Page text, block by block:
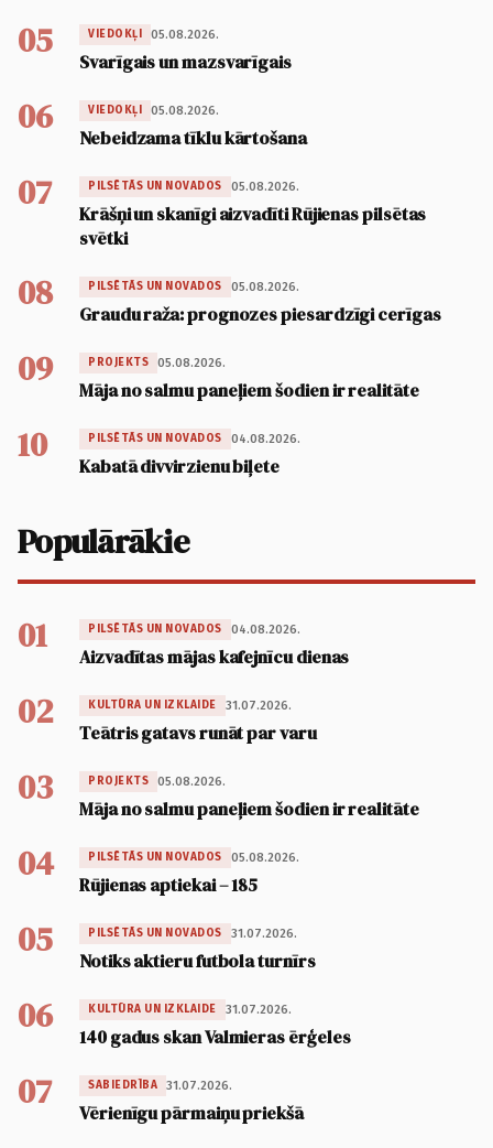
05 VIEDOKĻI 05.08.2026.
Svarīgais un mazsvarīgais
06 VIEDOKĻI 05.08.2026.
Nebeidzama tīklu kārtošana
07 PILSĒTĀS UN NOVADOS 05.08.2026.
Krāšņi un skanīgi aizvadīti Rūjienas pilsētas
svētki
08 PILSĒTĀS UN NOVADOS 05.08.2026.
Graudu raža: prognozes piesardzīgi cerīgas
09 PROJEKTS 05.08.2026.
Māja no salmu paneļiem šodien ir realitāte
10 PILSĒTĀS UN NOVADOS 04.08.2026.
Kabatā divvirzienu biļete
Populārākie
01 PILSĒTĀS UN NOVADOS 04.08.2026.
Aizvadītas mājas kafejnīcu dienas
02 KULTŪRA UN IZKLAIDE 31.07.2026.
Teātris gatavs runāt par varu
03 PROJEKTS 05.08.2026.
Māja no salmu paneļiem šodien ir realitāte
04 PILSĒTĀS UN NOVADOS 05.08.2026.
Rūjienas aptiekai – 185
05 PILSĒTĀS UN NOVADOS 31.07.2026.
Notiks aktieru futbola turnīrs
06 KULTŪRA UN IZKLAIDE 31.07.2026.
140 gadus skan Valmieras ērģeles
07 SABIEDRĪBA 31.07.2026.
Vērienīgu pārmaiņu priekšā